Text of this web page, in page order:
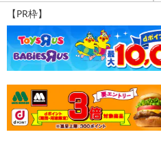
【PR枠】